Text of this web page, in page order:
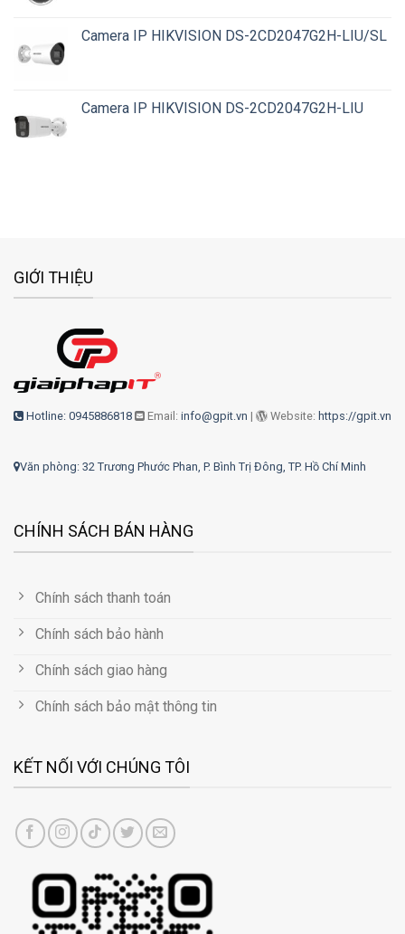
Camera IP HIKVISION DS-2CD2047G2H-LIU/SL
Camera IP HIKVISION DS-2CD2047G2H-LIU
GIỚI THIỆU
Hotline: 0945886818 Email: info@gpit.vn | Website: https://gpit.vn
Văn phòng: 32 Trương Phước Phan, P. Bình Trị Đông, TP. Hồ Chí Minh
CHÍNH SÁCH BÁN HÀNG
Chính sách thanh toán
Chính sách bảo hành
Chính sách giao hàng
Chính sách bảo mật thông tin
KẾT NỐI VỚI CHÚNG TÔI